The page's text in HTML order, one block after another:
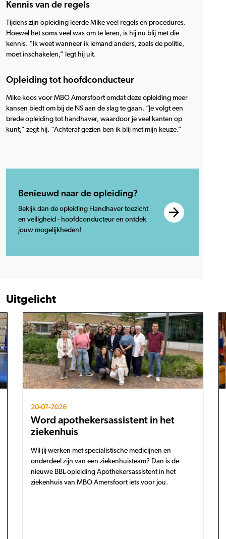
Kennis van de regels
Tijdens zijn opleiding leerde Mike veel regels en procedures.
Hoewel het soms veel was om te leren, is hij nu blij met die
kennis. “Ik weet wanneer ik iemand anders, zoals de politie,
moet inschakelen,” legt hij uit.
Opleiding tot hoofdconducteur
Mike koos voor MBO Amersfoort omdat deze opleiding meer
kansen biedt om bij de NS aan de slag te gaan. “Je volgt een
brede opleiding tot handhaver, waardoor je veel kanten op
kunt,” zegt hij. “Achteraf gezien ben ik blij met mijn keuze.”
Benieuwd naar de opleiding?
Bekijk dan de opleiding Handhaver toezicht
en veiligheid - hoofdconducteur en ontdek
jouw mogelijkheden!
Uitgelicht
20-07-2026
Word apothekersassistent in het
ziekenhuis
Wil jij werken met specialistische medicijnen en
onderdeel zijn van een ziekenhuisteam? Dan is de
nieuwe BBL-opleiding Apothekersassistent in het
ziekenhuis van MBO Amersfoort iets voor jou.